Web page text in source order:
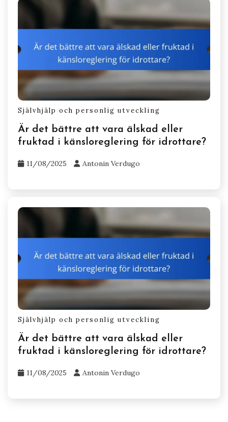
Självhjälp och personlig utveckling
Är det bättre att vara älskad eller
fruktad i känsloreglering för idrottare?
11/08/2025 Antonin Verdugo
Självhjälp och personlig utveckling
Är det bättre att vara älskad eller
fruktad i känsloreglering för idrottare?
11/08/2025 Antonin Verdugo